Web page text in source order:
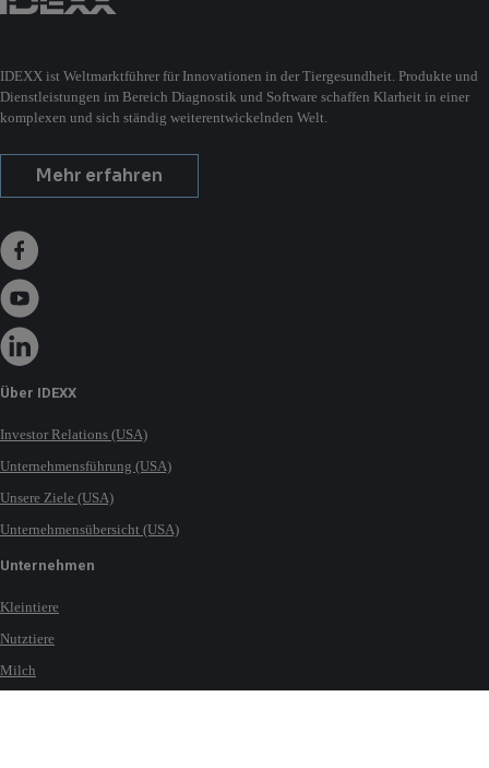
IDEXX ist Weltmarktführer für Innovationen in der Tiergesundheit. Produkte und
Dienstleistungen im Bereich Diagnostik und Software schaffen Klarheit in einer
komplexen und sich ständig weiterentwickelnden Welt.
Mehr erfahren
Über IDEXX
Investor Relations (USA)
Unternehmensführung (USA)
Unsere Ziele (USA)
Unternehmensübersicht (USA)
Unternehmen
Kleintiere
Nutztiere
Milch